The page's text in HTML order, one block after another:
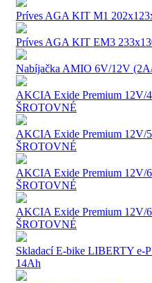
Príves AGA KIT M1
Príves AGA KIT EM3
Nabíjačka AMIO 6V/12V
AKCIA Exide Premium 12V/
ŠROTOVNÉ
AKCIA Exide Premium 12V/
ŠROTOVNÉ
AKCIA Exide Premium 12V/
ŠROTOVNÉ
AKCIA Exide Premium 12V/
ŠROTOVNÉ
Skladací E-bike LIBERTY e-
14Ah